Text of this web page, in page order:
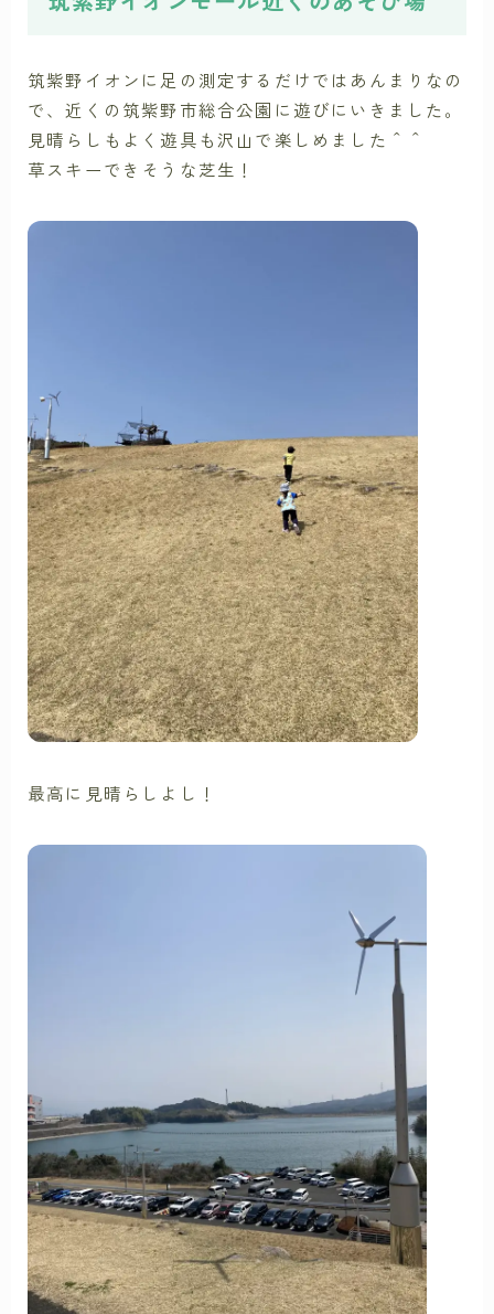
筑紫野イオンに足の測定するだけではあんまりなの
で、近くの筑紫野市総合公園に遊びにいきました。
見晴らしもよく遊具も沢山で楽しめました＾＾
草スキーできそうな芝生！
最高に見晴らしよし！